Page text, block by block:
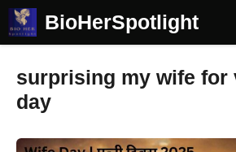
Skip
BioHerSpotlight
surprising my wife for
day